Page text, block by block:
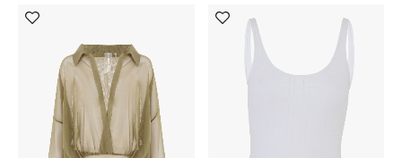
الحقائب النسائية
أحذية النسائية